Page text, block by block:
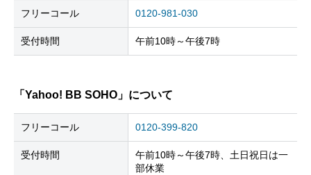
フリーコール 0120-981-030
受付時間 午前10時～午後7時
「Yahoo! BB SOHO」について
フリーコール 0120-399-820
受付時間
午前10時～午後7時、土日祝日は一
部休業